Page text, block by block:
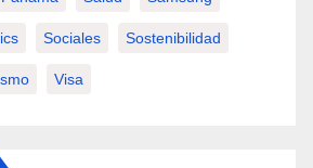
Sociales Sostenibilidad
Visa